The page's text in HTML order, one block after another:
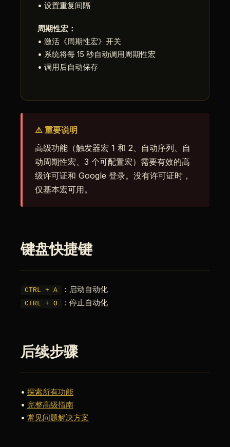
• 设置重复间隔
周期性宏：
• 激活《周期性宏》开关
• 系统将每 15 秒自动调用周期性宏
• 调用后自动保存
⚠️ 重要说明
高级功能（触发器宏 1 和 2、自动序列、自
动周期性宏、3 个可配置宏）需要有效的高
级许可证和 Google 登录。没有许可证时，
仅基本宏可用。
键盘快捷键
CTRL + A ：启动自动化
CTRL + O ：停止自动化
后续步骤
• 探索所有功能
• 完整高级指南
• 常见问题解决方案